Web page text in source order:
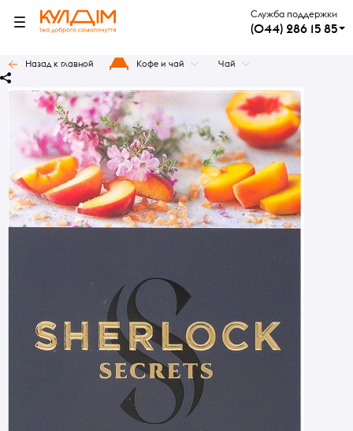
Служба поддержки
(044) 286 15 85
Назад к главной Кофе и чай Чай